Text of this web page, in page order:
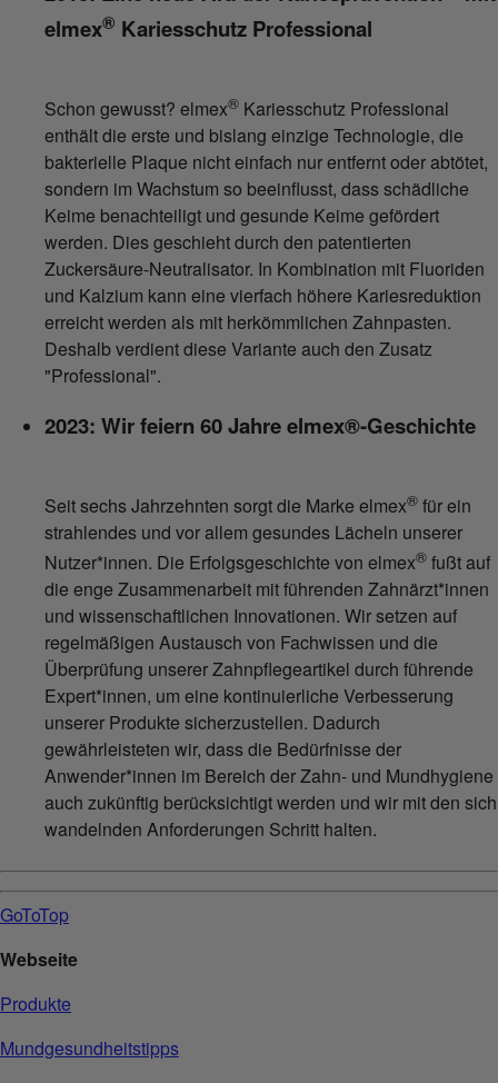
elmex® Kariesschutz Professional
Schon gewusst? elmex® Kariesschutz Professional
enthält die erste und bislang einzige Technologie, die
bakterielle Plaque nicht einfach nur entfernt oder abtötet,
sondern im Wachstum so beeinflusst, dass schädliche
Keime benachteiligt und gesunde Keime gefördert
werden. Dies geschieht durch den patentierten
Zuckersäure-Neutralisator. In Kombination mit Fluoriden
und Kalzium kann eine vierfach höhere Kariesreduktion
erreicht werden als mit herkömmlichen Zahnpasten.
Deshalb verdient diese Variante auch den Zusatz
"Professional".
2023: Wir feiern 60 Jahre elmex®-Geschichte
Seit sechs Jahrzehnten sorgt die Marke elmex® für ein
strahlendes und vor allem gesundes Lächeln unserer
Nutzer*innen. Die Erfolgsgeschichte von elmex® fußt auf
die enge Zusammenarbeit mit führenden Zahnärzt*innen
und wissenschaftlichen Innovationen. Wir setzen auf
regelmäßigen Austausch von Fachwissen und die
Überprüfung unserer Zahnpflegeartikel durch führende
Expert*innen, um eine kontinuierliche Verbesserung
unserer Produkte sicherzustellen. Dadurch
gewährleisteten wir, dass die Bedürfnisse der
Anwender*innen im Bereich der Zahn- und Mundhygiene
auch zukünftig berücksichtigt werden und wir mit den sich
wandelnden Anforderungen Schritt halten.
GoToTop
Webseite
Produkte
Mundgesundheitstipps